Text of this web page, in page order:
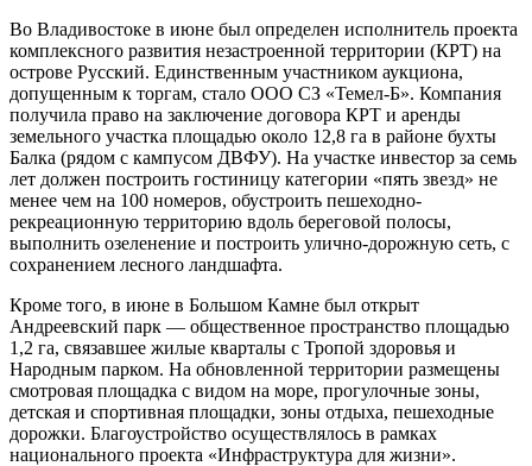
Во Владивостоке в июне был определен исполнитель проекта
комплексного развития незастроенной территории (КРТ) на
острове Русский. Единственным участником аукциона,
допущенным к торгам, стало ООО СЗ «Темел-Б». Компания
получила право на заключение договора КРТ и аренды
земельного участка площадью около 12,8 га в районе бухты
Балка (рядом с кампусом ДВФУ). На участке инвестор за семь
лет должен построить гостиницу категории «пять звезд» не
менее чем на 100 номеров, обустроить пешеходно-
рекреационную территорию вдоль береговой полосы,
выполнить озеленение и построить улично-дорожную сеть, с
сохранением лесного ландшафта.
Кроме того, в июне в Большом Камне был открыт
Андреевский парк — общественное пространство площадью
1,2 га, связавшее жилые кварталы с Тропой здоровья и
Народным парком. На обновленной территории размещены
смотровая площадка с видом на море, прогулочные зоны,
детская и спортивная площадки, зоны отдыха, пешеходные
дорожки. Благоустройство осуществлялось в рамках
национального проекта «Инфраструктура для жизни».